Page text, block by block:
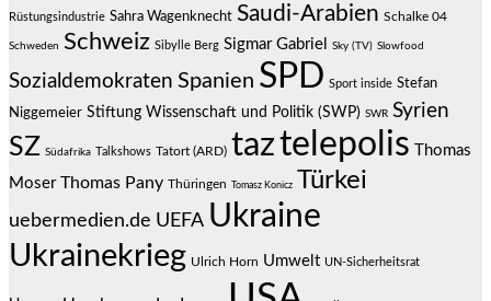
Rüstungsindustrie Sahra Wagenknecht Saudi-Arabien Schalke 04
Schweden Schweiz Sibylle Berg Sigmar Gabriel Sky (TV) Slowfood
Sozialdemokraten Spanien SPD Sport inside Stefan
Niggemeier Stiftung Wissenschaft und Politik (SWP) SWR Syrien
SZ Südafrika Talkshows Tatort (ARD) taztelepolis
Thomas
Moser Thomas Pany Thüringen Tomasz Konicz Türkei
uebermedien.de UEFA Ukraine
Ukrainekrieg Ulrich Horn Umwelt UN-Sicherheitsrat